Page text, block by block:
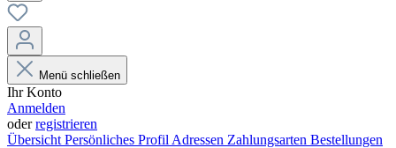
Menü schließen
Ihr Konto
Anmelden
oderregistrieren
Übersicht Persönliches Profil Adressen Zahlungsarten Bestellungen